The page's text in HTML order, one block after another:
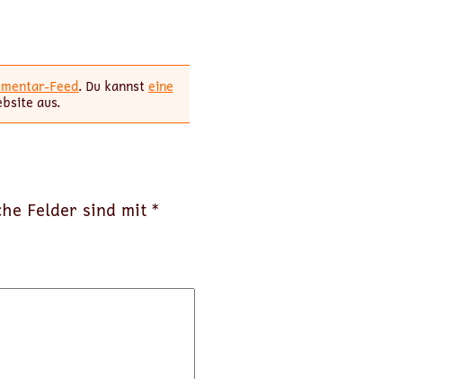
Feed. Du kannsteine
aus.
Felder sind mit *